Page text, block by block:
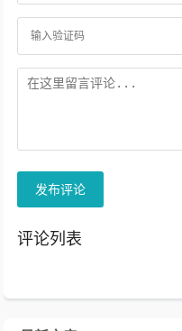
发布评论
评论列表